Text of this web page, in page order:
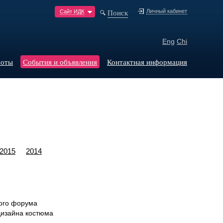
Личный кабинет
Поиск
Сайт ИДК
Eng Chi
События и объявления Контактная информация
2015 2014
форума
костюма